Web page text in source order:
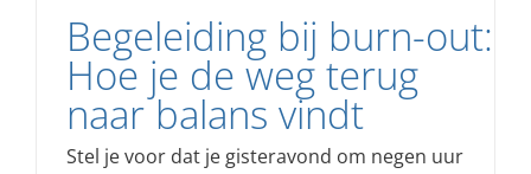
Begeleiding bij burn-out:
Hoe je de weg terug
naar balans vindt
Stel je voor dat je gisteravond om negen uur